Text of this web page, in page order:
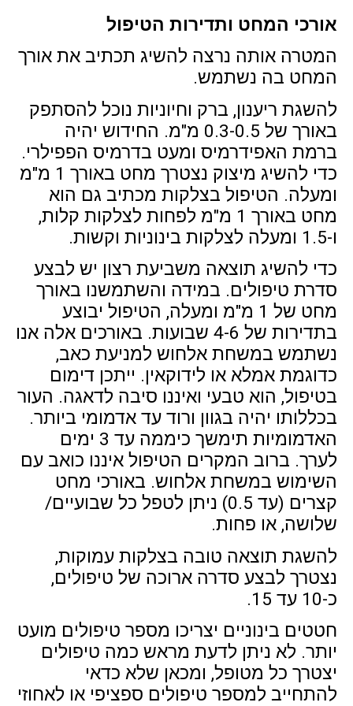
אורכי המחט ותדירות הטיפול
המטרה אותה נרצה להשיג תכתיב את אורך
המחט בה נשתמש.
להשגת ריענון, ברק וחיוניות נוכל להסתפק
באורך של 0.3-0.5 מ"מ. החידוש יהיה
ברמת האפידרמיס ומעט בדרמיס הפפילרי.
כדי להשיג מיצוק נצטרך מחט באורך 1 מ"מ
ומעלה. הטיפול בצלקות מכתיב גם הוא
מחט באורך 1 מ"מ לפחות לצלקות קלות,
ו-1.5 ומעלה לצלקות בינוניות וקשות.
כדי להשיג תוצאה משביעת רצון יש לבצע
סדרת טיפולים. במידה והשתמשנו באורך
מחט של 1 מ"מ ומעלה, הטיפול יבוצע
בתדירות של 4-6 שבועות. באורכים אלה אנו
נשתמש במשחת אלחוש למניעת כאב,
כדוגמת אמלא או לידוקאין. ייתכן דימום
בטיפול, הוא טבעי ואיננו סיבה לדאגה. העור
בכללותו יהיה בגוון ורוד עד אדמומי ביותר.
האדמומיות תימשך כיממה עד 3 ימים
לערך. ברוב המקרים הטיפול איננו כואב עם
השימוש במשחת אלחוש. באורכי מחט
קצרים (עד 0.5) ניתן לטפל כל שבועיים/
שלושה, או פחות.
להשגת תוצאה טובה בצלקות עמוקות,
נצטרך לבצע סדרה ארוכה של טיפולים,
כ-10 עד 15.
חטטים בינוניים יצריכו מספר טיפולים מועט
יותר. לא ניתן לדעת מראש כמה טיפולים
יצטרך כל מטופל, ומכאן שלא כדאי
להתחייב למספר טיפולים ספציפי או לאחוזי